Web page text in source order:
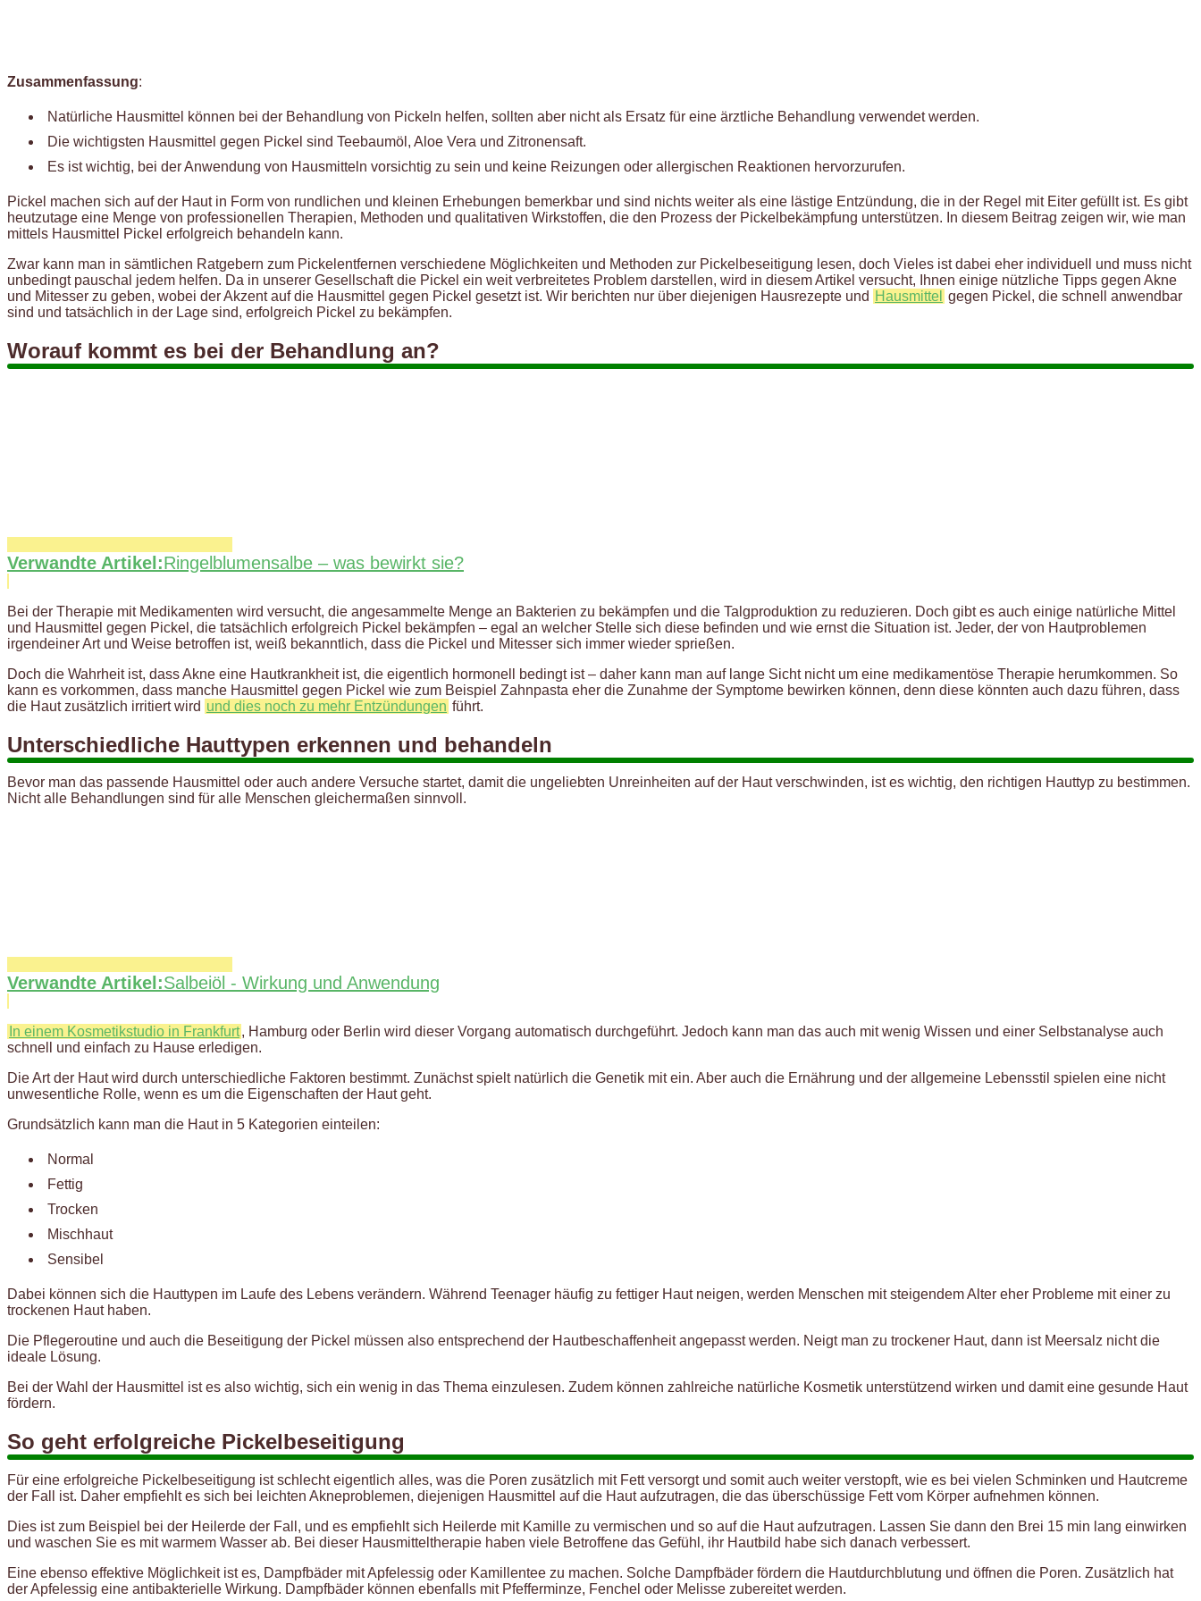
Zusammenfassung:
Natürliche Hausmittel können bei der Behandlung von Pickeln helfen, sollten aber nicht als Ersatz für eine ärztliche Behandlung verwendet werden.
Die wichtigsten Hausmittel gegen Pickel sind Teebaumöl, Aloe Vera und Zitronensaft.
Es ist wichtig, bei der Anwendung von Hausmitteln vorsichtig zu sein und keine Reizungen oder allergischen Reaktionen hervorzurufen.
Pickel machen sich auf der Haut in Form von rundlichen und kleinen Erhebungen bemerkbar und sind nichts weiter als eine lästige Entzündung, die in der Regel mit Eiter gefüllt ist. Es gibt
heutzutage eine Menge von professionellen Therapien, Methoden und qualitativen Wirkstoffen, die den Prozess der Pickelbekämpfung unterstützen. In diesem Beitrag zeigen wir, wie man
mittels Hausmittel Pickel erfolgreich behandeln kann.
Zwar kann man in sämtlichen Ratgebern zum Pickelentfernen verschiedene Möglichkeiten und Methoden zur Pickelbeseitigung lesen, doch Vieles ist dabei eher individuell und muss nicht
unbedingt pauschal jedem helfen. Da in unserer Gesellschaft die Pickel ein weit verbreitetes Problem darstellen, wird in diesem Artikel versucht, Ihnen einige nützliche Tipps gegen Akne
und Mitesser zu geben, wobei der Akzent auf die Hausmittel gegen Pickel gesetzt ist. Wir berichten nur über diejenigen Hausrezepte und Hausmittel gegen Pickel, die schnell anwendbar
sind und tatsächlich in der Lage sind, erfolgreich Pickel zu bekämpfen.
Worauf kommt es bei der Behandlung an?
Verwandte Artikel:Ringelblumensalbe – was bewirkt sie?
Bei der Therapie mit Medikamenten wird versucht, die angesammelte Menge an Bakterien zu bekämpfen und die Talgproduktion zu reduzieren. Doch gibt es auch einige natürliche Mittel
und Hausmittel gegen Pickel, die tatsächlich erfolgreich Pickel bekämpfen – egal an welcher Stelle sich diese befinden und wie ernst die Situation ist. Jeder, der von Hautproblemen
irgendeiner Art und Weise betroffen ist, weiß bekanntlich, dass die Pickel und Mitesser sich immer wieder sprießen.
Doch die Wahrheit ist, dass Akne eine Hautkrankheit ist, die eigentlich hormonell bedingt ist – daher kann man auf lange Sicht nicht um eine medikamentöse Therapie herumkommen. So
kann es vorkommen, dass manche Hausmittel gegen Pickel wie zum Beispiel Zahnpasta eher die Zunahme der Symptome bewirken können, denn diese könnten auch dazu führen, dass
die Haut zusätzlich irritiert wird und dies noch zu mehr Entzündungen führt.
Unterschiedliche Hauttypen erkennen und behandeln
Bevor man das passende Hausmittel oder auch andere Versuche startet, damit die ungeliebten Unreinheiten auf der Haut verschwinden, ist es wichtig, den richtigen Hauttyp zu bestimmen.
Nicht alle Behandlungen sind für alle Menschen gleichermaßen sinnvoll.
Verwandte Artikel:Salbeiöl - Wirkung und Anwendung
In einem Kosmetikstudio in Frankfurt, Hamburg oder Berlin wird dieser Vorgang automatisch durchgeführt. Jedoch kann man das auch mit wenig Wissen und einer Selbstanalyse auch
schnell und einfach zu Hause erledigen.
Die Art der Haut wird durch unterschiedliche Faktoren bestimmt. Zunächst spielt natürlich die Genetik mit ein. Aber auch die Ernährung und der allgemeine Lebensstil spielen eine nicht
unwesentliche Rolle, wenn es um die Eigenschaften der Haut geht.
Grundsätzlich kann man die Haut in 5 Kategorien einteilen:
Normal
Fettig
Trocken
Mischhaut
Sensibel
Dabei können sich die Hauttypen im Laufe des Lebens verändern. Während Teenager häufig zu fettiger Haut neigen, werden Menschen mit steigendem Alter eher Probleme mit einer zu
trockenen Haut haben.
Die Pflegeroutine und auch die Beseitigung der Pickel müssen also entsprechend der Hautbeschaffenheit angepasst werden. Neigt man zu trockener Haut, dann ist Meersalz nicht die
ideale Lösung.
Bei der Wahl der Hausmittel ist es also wichtig, sich ein wenig in das Thema einzulesen. Zudem können zahlreiche natürliche Kosmetik unterstützend wirken und damit eine gesunde Haut
fördern.
So geht erfolgreiche Pickelbeseitigung
Für eine erfolgreiche Pickelbeseitigung ist schlecht eigentlich alles, was die Poren zusätzlich mit Fett versorgt und somit auch weiter verstopft, wie es bei vielen Schminken und Hautcreme
der Fall ist. Daher empfiehlt es sich bei leichten Akneproblemen, diejenigen Hausmittel auf die Haut aufzutragen, die das überschüssige Fett vom Körper aufnehmen können.
Dies ist zum Beispiel bei der Heilerde der Fall, und es empfiehlt sich Heilerde mit Kamille zu vermischen und so auf die Haut aufzutragen. Lassen Sie dann den Brei 15 min lang einwirken
und waschen Sie es mit warmem Wasser ab. Bei dieser Hausmitteltherapie haben viele Betroffene das Gefühl, ihr Hautbild habe sich danach verbessert.
Eine ebenso effektive Möglichkeit ist es, Dampfbäder mit Apfelessig oder Kamillentee zu machen. Solche Dampfbäder fördern die Hautdurchblutung und öffnen die Poren. Zusätzlich hat
der Apfelessig eine antibakterielle Wirkung. Dampfbäder können ebenfalls mit Pfefferminze, Fenchel oder Melisse zubereitet werden.